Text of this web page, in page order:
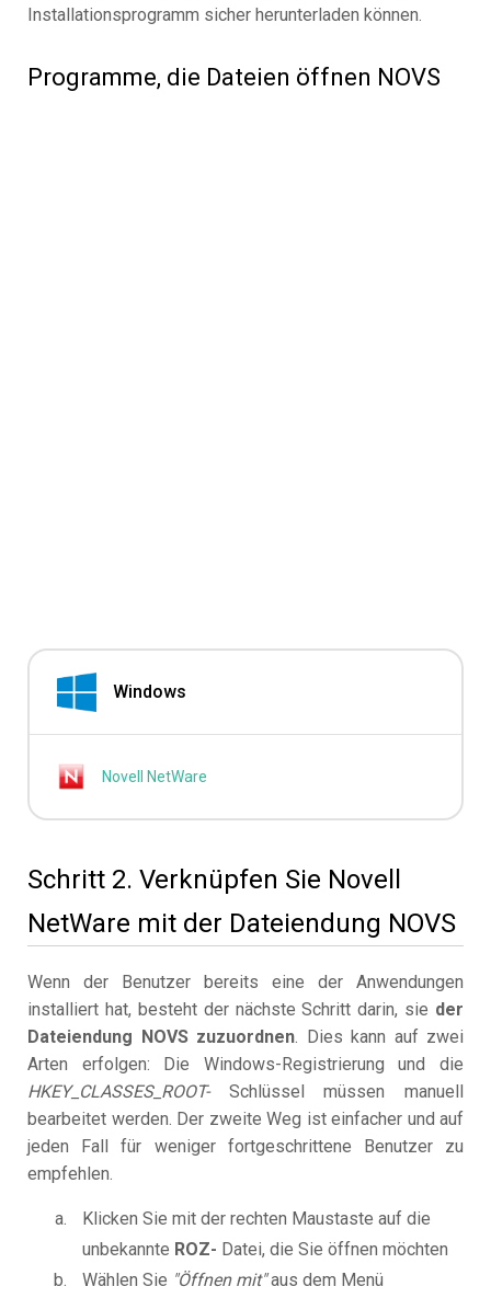
Installationsprogramm sicher herunterladen können.
Programme, die Dateien öffnen NOVS
Windows
Novell NetWare
Schritt 2. Verknüpfen Sie Novell
NetWare mit der Dateiendung NOVS
Wenn der Benutzer bereits eine der Anwendungen
installiert hat, besteht der nächste Schritt darin, sie der
Dateiendung NOVS zuzuordnen. Dies kann auf zwei
Arten erfolgen: Die Windows-Registrierung und die
HKEY_CLASSES_ROOT-Schlüssel müssen manuell
bearbeitet werden. Der zweite Weg ist einfacher und auf
jeden Fall für weniger fortgeschrittene Benutzer zu
empfehlen.
Klicken Sie mit der rechten Maustaste auf die
unbekannte ROZ- Datei, die Sie öffnen möchten
Wählen Sie "Öffnen mit"aus dem Menü